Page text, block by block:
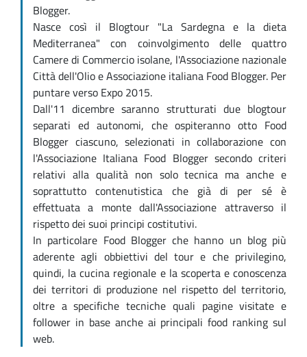
Blogger.
Nasce così il Blogtour "La Sardegna e la dieta
Mediterranea" con coinvolgimento delle quattro
Camere di Commercio isolane, l'Associazione nazionale
Città dell'Olio e Associazione italiana Food Blogger. Per
puntare verso Expo 2015.
Dall'11 dicembre saranno strutturati due blogtour
separati ed autonomi, che ospiteranno otto Food
Blogger ciascuno, selezionati in collaborazione con
l'Associazione Italiana Food Blogger secondo criteri
relativi alla qualità non solo tecnica ma anche e
soprattutto contenutistica che già di per sé è
effettuata a monte dall'Associazione attraverso il
rispetto dei suoi principi costitutivi.
In particolare Food Blogger che hanno un blog più
aderente agli obbiettivi del tour e che privilegino,
quindi, la cucina regionale e la scoperta e conoscenza
dei territori di produzione nel rispetto del territorio,
oltre a specifiche tecniche quali pagine visitate e
follower in base anche ai principali food ranking sul
web.